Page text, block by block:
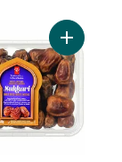
Ajouter